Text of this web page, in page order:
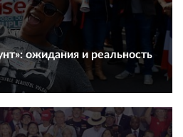
ожидания и реальность